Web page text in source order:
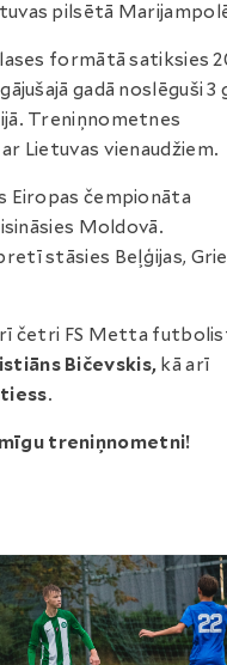
pilsētā
formātā satiksies
gadā noslēguši 3
Treniņnometnes
Lietuvas vienaudžiem.
Eiropas čempionāta
Moldovā.
stāsies Beļģijas,
četri FS Metta
Bičevskis, kā arī
.
treniņnometni!